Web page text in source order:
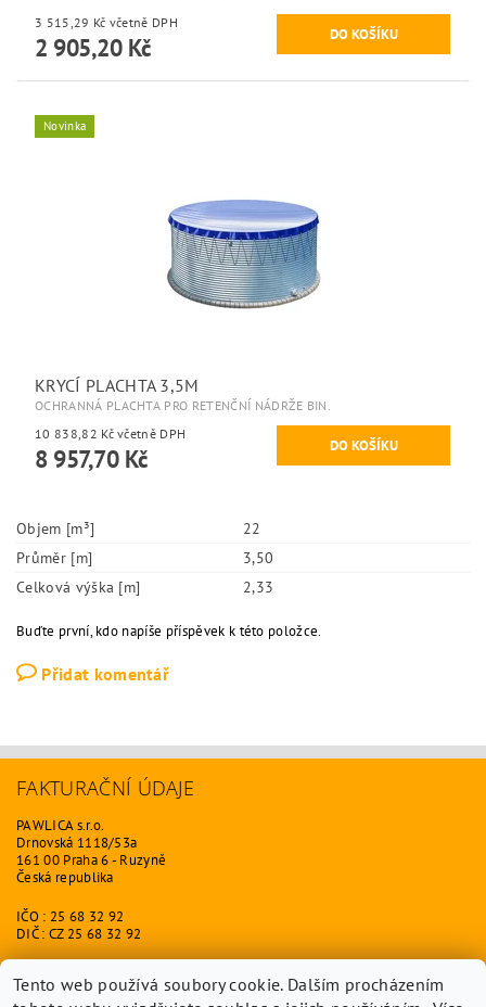
3 515,29 Kč včetně DPH
2 905,20 Kč
Novinka
KRYCÍ PLACHTA 3,5M
OCHRANNÁ PLACHTA PRO RETENČNÍ NÁDRŽE BIN.
10 838,82 Kč včetně DPH
8 957,70 Kč
Objem [m³]
22
Průměr [m]
3,50
Celková výška [m]
2,33
Buďte první, kdo napíše příspěvek k této položce.
Přidat komentář
FAKTURAČNÍ ÚDAJE
PAWLICA s.r.o.
Drnovská 1118/53a
161 00 Praha 6 - Ruzyně
Česká republika
IČO : 25 68 32 92
DIČ : CZ 25 68 32 92
ODKAZY
Tento web používá soubory cookie. Dalším procházením